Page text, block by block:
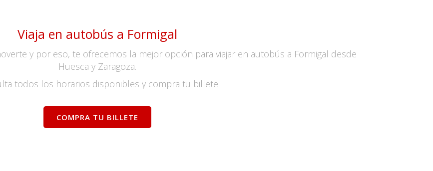
Viaja en autobús a Formigal
y por eso, te ofrecemos la mejor opción para viajar en autobús a Formigal desde
Huesca y Zaragoza.
todos los horarios disponibles y compra tu billete.
COMPRA TU BILLETE